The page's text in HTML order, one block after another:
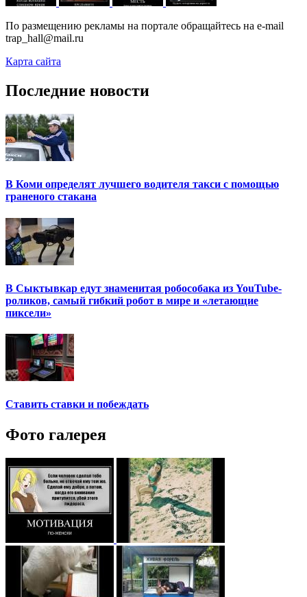
По размещению рекламы на портале обращайтесь на e-mail
trap_hall@mail.ru
Карта сайта
Последние новости
В Коми определят лучшего водителя такси с помощью
граненого стакана
В Сыктывкар едут знаменитая робособака из YouTube-
роликов, самый гибкий робот в мире и «летающие
пиксели»
Ставить ставки и побеждать
Фото галерея